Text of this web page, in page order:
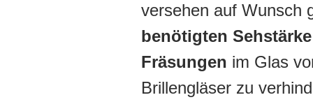
versehen auf Wunsch
benötigten Sehstärke
Fräsungen im Glas
Brillengläser zu